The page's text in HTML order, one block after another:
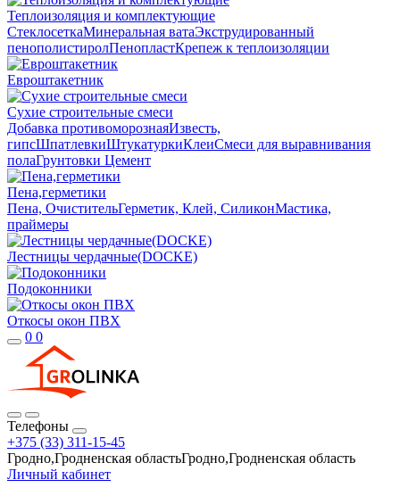
Теплоизоляция и комплектующие
СтеклосеткаМинеральная ватаЭкструдированный
пенополистиролПенопластКрепеж к теплоизоляции
Евроштакетник
Сухие строительные смеси
Добавка противоморознаяИзвесть,
гипсШпатлевкиШтукатуркиКлеиСмеси для выравнивания
полаГрунтовки Цемент
Пена,герметики
Пена, ОчистительГерметик, Клей, СиликонМастика,
праймеры
Лестницы чердачные(DOCKE)
Подоконники
Откосы окон ПВХ
0 0
Телефоны
+375 (33) 311-15-45
Гродно,Гродненская областьГродно,Гродненская область
Личный кабинет